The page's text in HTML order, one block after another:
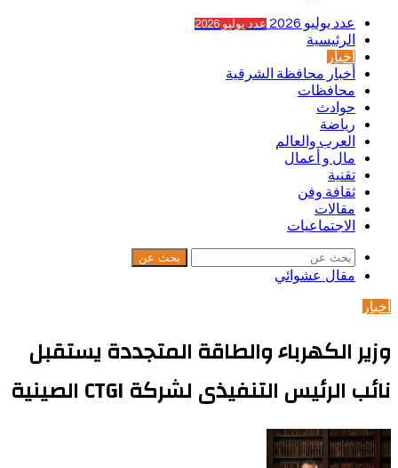
عدد يوليو 2026 عدد يوليو 2026
الرئيسية
أخبار
أخبار محافظة الشرقية
محافظات
حوادث
رياضة
العرب والعالم
مال و أعمال
تقنية
ثقافة وفن
مقالات
الاجتماعيات
بحث عن
مقال عشوائي
أخبار
وزير الكهرباء والطاقة المتجددة يستقبل
نائب الرئيس التنفيذى لشركة CTGI الصينية